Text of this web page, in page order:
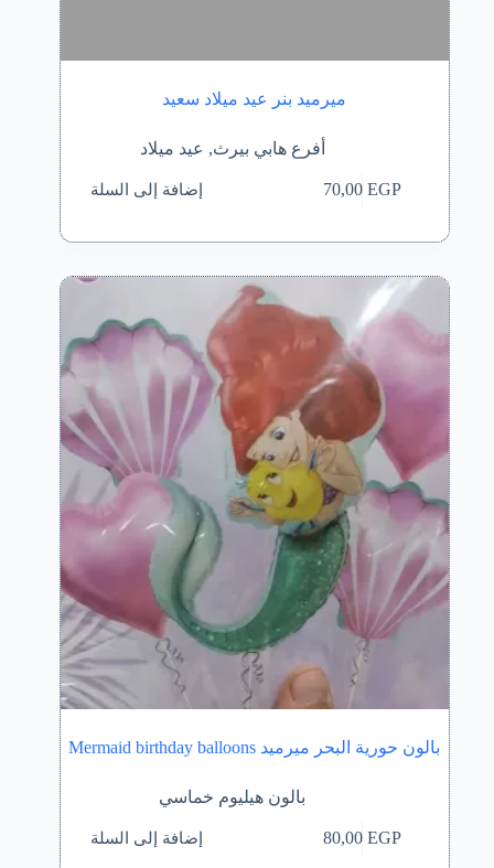
ميرميد بنر عيد ميلاد سعيد
أفرع هابي بيرث, عيد ميلاد
70,00EGP إضافة إلى السلة
بالون حورية البحر ميرميد Mermaid birthday balloons
بالون هيليوم خماسي
80,00EGP إضافة إلى السلة